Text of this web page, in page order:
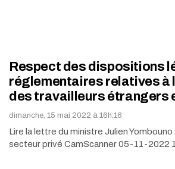
Respect des dispositions
réglementaires relatives à
des travailleurs étrangers
dimanche, 15 mai 2022 à 16h:16
Lire la lettre du ministre Julien
secteur privé CamScanner 05-11-2022